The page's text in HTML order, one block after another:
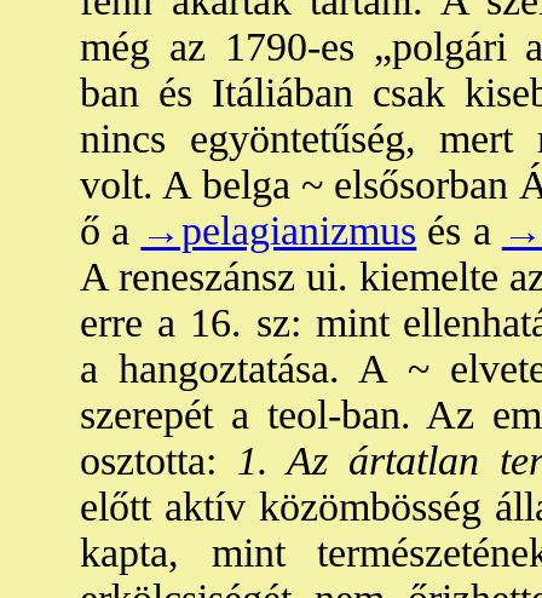
még az 1790-es „polgári
ban és Itáliában csak
nincs egyöntetűség, mert
volt. A belga ~ elsősorban
ő a →pelagianizmus és a
A reneszánsz ui. kiemelte
erre a 16. sz: mint
a hangoztatása. A ~
szerepét a teol-ban. Az
osztotta: 1. Az ártatlan
előtt aktív közömbösség
kapta, mint